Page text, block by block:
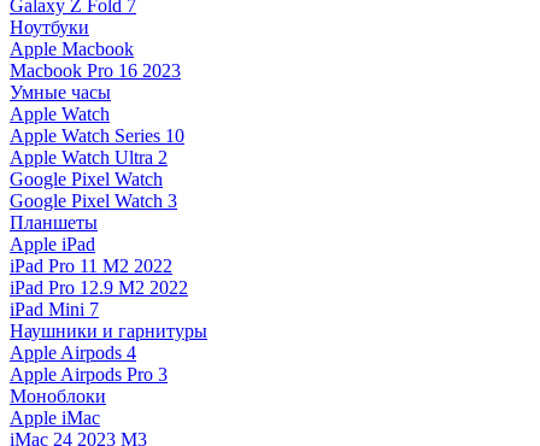
Galaxy Z Fold 7
Ноутбуки
Apple Macbook
Macbook Pro 16 2023
Умные часы
Apple Watch
Apple Watch Series 10
Apple Watch Ultra 2
Google Pixel Watch
Google Pixel Watch 3
Планшеты
Apple iPad
iPad Pro 11 M2 2022
iPad Pro 12.9 M2 2022
iPad Mini 7
Наушники и гарнитуры
Apple Airpods 4
Apple Airpods Pro 3
Моноблоки
Apple iMac
iMac 24 2023 M3